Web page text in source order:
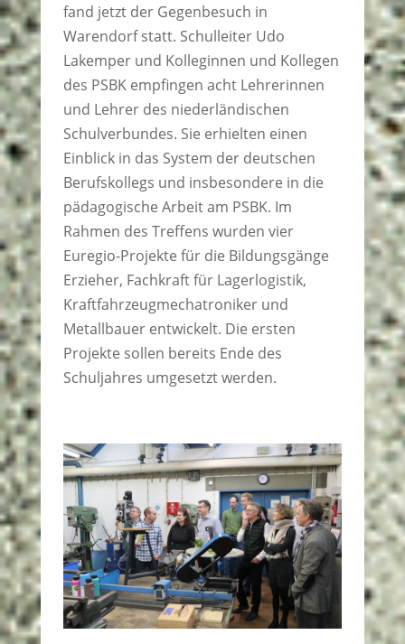
fand jetzt der Gegenbesuch in
Warendorf statt. Schulleiter Udo
Lakemper und Kolleginnen und Kollegen
des PSBK empfingen acht Lehrerinnen
und Lehrer des niederländischen
Schulverbundes. Sie erhielten einen
Einblick in das System der deutschen
Berufskollegs und insbesondere in die
pädagogische Arbeit am PSBK. Im
Rahmen des Treffens wurden vier
Euregio-Projekte für die Bildungsgänge
Erzieher, Fachkraft für Lagerlogistik,
Kraftfahrzeugmechatroniker und
Metallbauer entwickelt. Die ersten
Projekte sollen bereits Ende des
Schuljahres umgesetzt werden.